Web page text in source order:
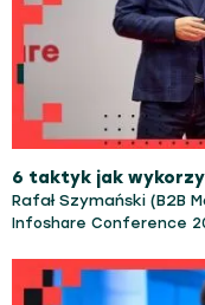
Rafał Szymański (B2B
Infoshare Conference